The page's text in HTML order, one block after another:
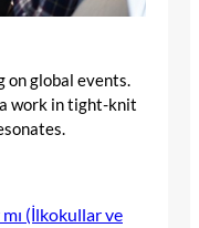
on global events.
work in tight-knit
(İlkokullar ve